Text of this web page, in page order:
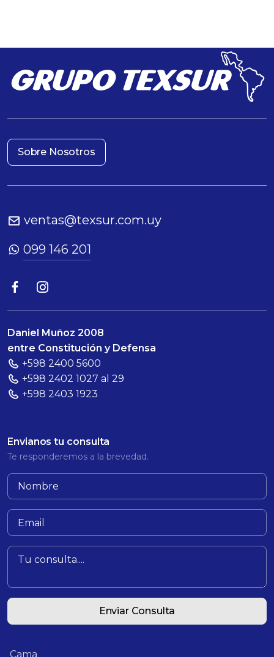
Sobre Nosotros
ventas@texsur.com.uy
099 146 201
Daniel Muñoz 2008
entre Constitución y Defensa
+598 2400 5600
+598 2402 1027 al 29
+598 2403 1923
Envianos tu consulta
Te responderemos a la brevedad.
Enviar Consulta
Cama